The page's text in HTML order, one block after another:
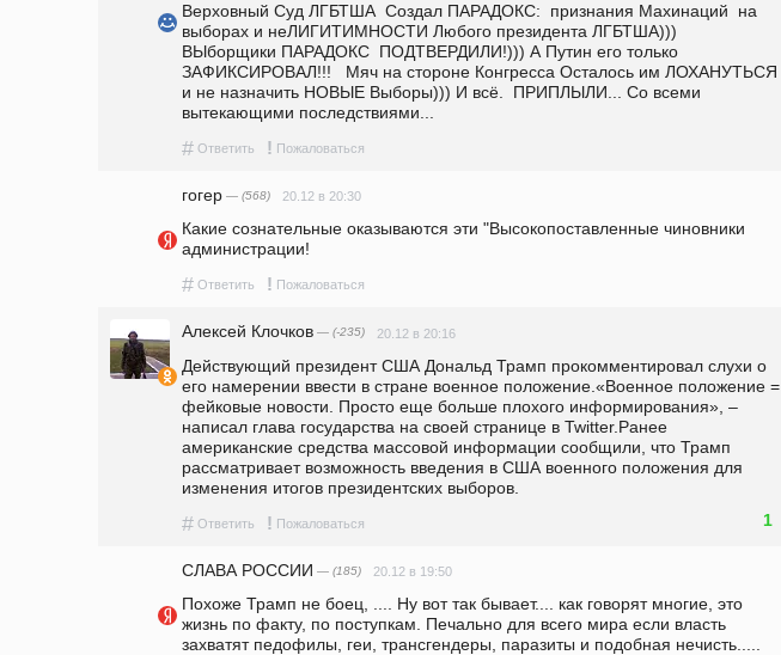
Верховный Суд ЛГБТША  Создал ПАРАДОКС:  признания Махинаций  на
выборах и неЛИГИТИМНОСТИ Любого президента ЛГБТША)))
ВЫборщики ПАРАДОКС  ПОДТВЕРДИЛИ!))) А Путин его только
ЗАФИКСИРОВАЛ!!!   Мяч на стороне Конгресса Осталось им ЛОХАНУТЬСЯ
и не назначить НОВЫЕ Выборы))) И всё.  ПРИПЛЫЛИ... Со всеми
вытекающими последствиями...
# Ответить ! Пожаловаться
гогер — (568) 20.12 в 20:30
Какие сознательные оказываются эти "Высокопоставленные чиновники
администрации!
# Ответить ! Пожаловаться
Алексей Клочков — (-235) 20.12 в 20:16
Действующий президент США Дональд Трамп прокомментировал слухи о
его намерении ввести в стране военное положение.«Военное положение =
фейковые новости. Просто еще больше плохого информирования», –
написал глава государства на своей странице в Twitter.Ранее
американские средства массовой информации сообщили, что Трамп
рассматривает возможность введения в США военного положения для
изменения итогов президентских выборов.
# Ответить ! Пожаловаться 1
СЛАВА РОССИИ — (185) 20.12 в 19:50
Похоже Трамп не боец, .... Ну вот так бывает.... как говорят многие, это
жизнь по факту, по поступкам. Печально для всего мира если власть
захватят педофилы, геи, трансгендеры, паразиты и подобная нечисть.....